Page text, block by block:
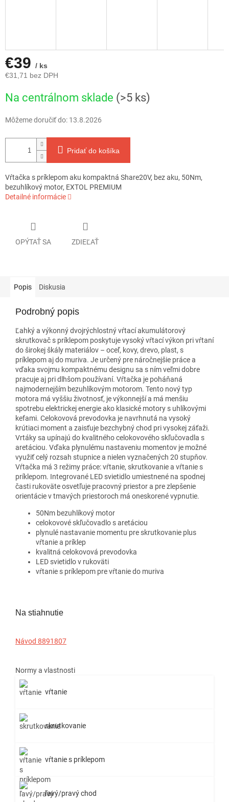
€39 / ks
€31,71 bez DPH
cena:
Na centrálnom sklade (>5 ks)
Môžeme doručiť do: 13.8.2026
Pridať do košíka
Vŕtačka s príklepom aku kompaktná Share20V, bez aku, 50Nm,
bezuhlíkový motor, EXTOL PREMIUM
Detailné informácie
OPÝTAŤ SA ZDIEĽAŤ
Popis Diskusia
Podrobný popis
Ľahký a výkonný dvojrýchlostný vŕtací akumulátorový
skrutkovač s príklepom poskytuje vysoký vŕtací výkon pri vŕtaní
do širokej škály materiálov – oceľ, kovy, drevo, plast, s
príklepom aj do muriva. Je určený pre náročnejšie práce a
vďaka svojmu kompaktnému designu sa s ním veľmi dobre
pracuje aj pri dlhšom používaní. Vŕtačka je poháňaná
najmodernejším bezuhlíkovým motorom. Tento nový typ
motora má vyššiu životnosť, je výkonnejší a má menšiu
spotrebu elektrickej energie ako klasické motory s uhlíkovými
kefami. Celokovová prevodovka je navrhnutá na vysoký
krútiaci moment a zaisťuje bezchybný chod pri vysokej záťaži.
Vrtáky sa upínajú do kvalitného celokovového skľučovadla s
aretáciou. Vďaka plynulému nastaveniu momentov je možné
využiť celý rozsah stupnice a nielen vyznačených 20 stupňov.
Vŕtačka má 3 režimy práce: vŕtanie, skrutkovanie a vŕtanie s
príklepom. Integrované LED svietidlo umiestnené na spodnej
časti rukoväte osvetľuje pracovný priestor a pre zlepšenie
orientácie v tmavých priestoroch má oneskorené vypnutie.
50Nm bezuhlíkový motor
celokovové skľučovadlo s aretáciou
plynulé nastavanie momentu pre skrutkovanie plus
vŕtanie a príklep
kvalitná celokovová prevodovka
LED svietidlo v rukoväti
vŕtanie s príklepom pre vŕtanie do muriva
Na stiahnutie
Návod 8891807
Normy a vlastnosti
vŕtanie
skrutkovanie
vŕtanie s príklepom
ľavý/pravý chod